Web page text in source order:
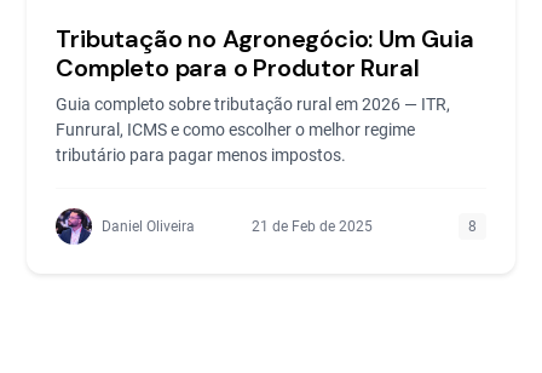
Tributação no Agronegócio: Um Guia
Completo para o Produtor Rural
Guia completo sobre tributação rural em 2026 — ITR,
Funrural, ICMS e como escolher o melhor regime
tributário para pagar menos impostos.
Daniel Oliveira 21 de Feb de 2025 8